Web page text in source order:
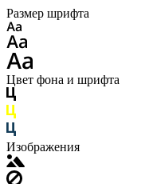
Размер шрифта
Цвет фона и шрифта
Изображения